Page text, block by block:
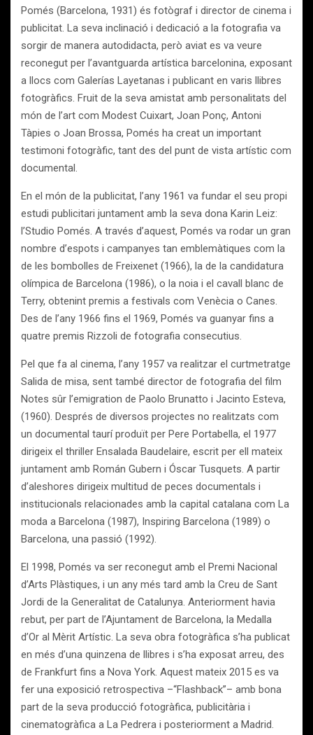
Pomés (Barcelona, 1931) és fotògraf i director de cinema i
publicitat. La seva inclinació i dedicació a la fotografia va
sorgir de manera autodidacta, però aviat es va veure
reconegut per l’avantguarda artística barcelonina, exposant
a llocs com Galerías Layetanas i publicant en varis llibres
fotogràfics. Fruit de la seva amistat amb personalitats del
món de l’art com Modest Cuixart, Joan Ponç, Antoni
Tàpies o Joan Brossa, Pomés ha creat un important
testimoni fotogràfic, tant des del punt de vista artístic com
documental.
En el món de la publicitat, l’any 1961 va fundar el seu propi
estudi publicitari juntament amb la seva dona Karin Leiz:
l’Studio Pomés. A través d’aquest, Pomés va rodar un gran
nombre d’espots i campanyes tan emblemàtiques com la
de les bombolles de Freixenet (1966), la de la candidatura
olímpica de Barcelona (1986), o la noia i el cavall blanc de
Terry, obtenint premis a festivals com Venècia o Canes.
Des de l’any 1966 fins el 1969, Pomés va guanyar fins a
quatre premis Rizzoli de fotografia consecutius.
Pel que fa al cinema, l’any 1957 va realitzar el curtmetratge
Salida de misa, sent també director de fotografia del film
Notes sûr l’emigration de Paolo Brunatto i Jacinto Esteva,
(1960). Després de diversos projectes no realitzats com
un documental taurí produït per Pere Portabella, el 1977
dirigeix el thriller Ensalada Baudelaire, escrit per ell mateix
juntament amb Román Gubern i Óscar Tusquets. A partir
d’aleshores dirigeix multitud de peces documentals i
institucionals relacionades amb la capital catalana com La
moda a Barcelona (1987), Inspiring Barcelona (1989) o
Barcelona, una passió (1992).
El 1998, Pomés va ser reconegut amb el Premi Nacional
d’Arts Plàstiques, i un any més tard amb la Creu de Sant
Jordi de la Generalitat de Catalunya. Anteriorment havia
rebut, per part de l’Ajuntament de Barcelona, la Medalla
d’Or al Mèrit Artístic. La seva obra fotogràfica s’ha publicat
en més d’una quinzena de llibres i s’ha exposat arreu, des
de Frankfurt fins a Nova York. Aquest mateix 2015 es va
fer una exposició retrospectiva –“Flashback”– amb bona
part de la seva producció fotogràfica, publicitària i
cinematogràfica a La Pedrera i posteriorment a Madrid.